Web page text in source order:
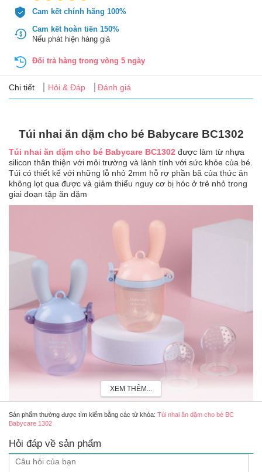
trong
nhà
tức
FAQ
Cam kết chính hãng 100%
Cam kết hoàn tiền 150%
Nếu phát hiện hàng giả
Đổi trả hàng trong vòng 5 ngày
Chi tiết Hỏi & Đáp Đánh giá
Túi nhai ăn dặm cho bé Babycare BC1302
Túi nhai ăn dặm cho bé Babycare BC1302 được làm từ nhựa
silicon thân thiện với môi trường và lành tính với sức khỏe của bé.
Túi có thiết kế với những lỗ nhỏ 2mm hỗ rợ phần bã của thức ăn
không lọt qua được và giảm thiểu nguy cơ bị hóc ở trẻ nhỏ trong
giai đoạn tập ăn dặm
Review núm nhai ăn dặm cho bé BC Babycare 1302 có
tốt không?
XEM THÊM...
Sản phẩm thường được tìm kiếm bằng các từ khóa: Túi nhai ăn dặm cho bé BC
Babycare 1302
Hỏi đáp về sản phẩm